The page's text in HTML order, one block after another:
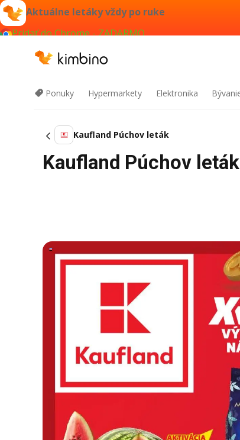
Aktuálne letáky vždy po ruke
Pridať do Chrome - ZADARMO
Ponuky Hypermarkety Elektronika
Kaufland Púchov leták
Kaufland Púchov